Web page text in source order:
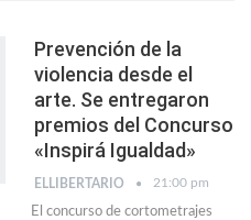
Prevención de la
violencia desde el
arte. Se entregaron
premios del Concurso
«Inspirá Igualdad»
ELLIBERTARIO 21:00 pm
El concurso de cortometrajes